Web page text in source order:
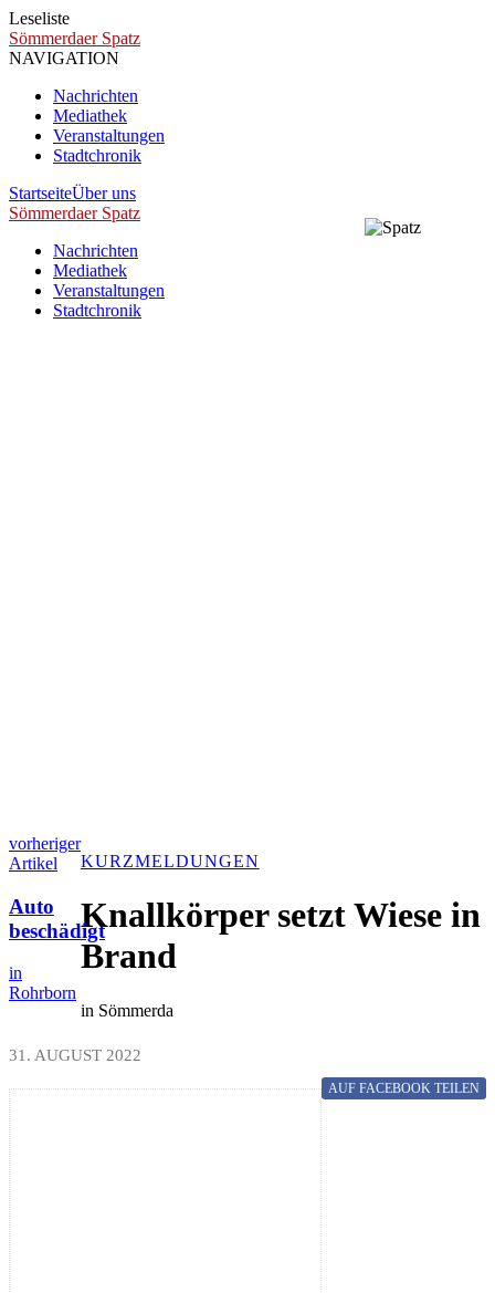
Leseliste
Sömmerdaer Spatz
NAVIGATION
Nachrichten
Mediathek
Veranstaltungen
Stadtchronik
StartseiteÜber uns
Sömmerdaer Spatz
Nachrichten
Mediathek
Veranstaltungen
Stadtchronik
vorheriger
Artikel
Auto
beschädigt
in
Rohrborn
KURZMELDUNGEN
Knallkörper setzt Wiese in
Brand
in Sömmerda
31. AUGUST 2022
AUF FACEBOOK TEILEN